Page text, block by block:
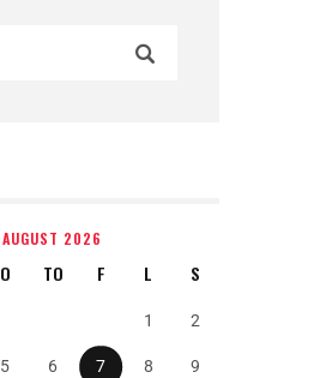
AUGUST 2026
O TO F L S
1 2
5 6 7 8 9